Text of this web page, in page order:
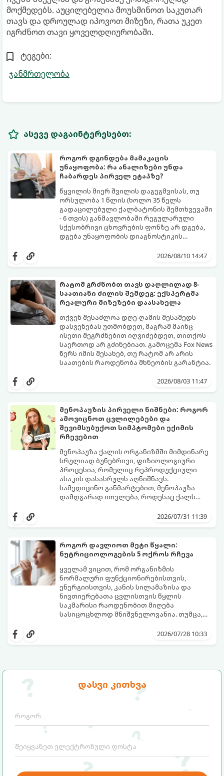
დასვი კითხვა
მოქმედებს. აუცილებელია მოუსმინოთ საკუთარ
თავს და დროულად იპოვოთ მიზეზი, რათა უკეთ
იგრძნოთ თავი ყოველდღიურობაში.
ტეგები:
ჯანმრთელობა
ასევე დაგაინტერესებთ:
როგორ დგინდება მამაკაცის
უნაყოფობა: რა ანალიზები უნდა
ჩაბარდეს პირველ ეტაპზე?
წყვილის მიერ შვილის დაგეგმვისას, თუ
ორსულობა 1 წლის (ხოლო 35 წელს
გადაცილებული ქალბატონის შემთხვევაში
- 6 თვის) განმავლობაში რეგულარული
სქესობრივი ცხოვრების ფონზე არ დგება,
დგება უნაყოფობის დიაგნოსტიკის
საპირისპიროდ, უნაყოფობის მიზეზი
მამაკაცის ორგანიზმის გამოკვლევა
ბევრად უფრო მარტივი, სწრაფი და
ნაკლებად ინვაზიურია.
იმისათვის, რომ დრო არ დაკარგოთ და
სწორად დაიწყოთ გამოკვლევის პროცესი,
განვიხილოთ, რა პირველადი ანალიზები
და კვლევები უნდა ჩააბაროს მამაკაცმა.
2026/08/10 14:47
რატომ გრძნობთ თავს დაღლილად 8-
საათიანი ძილის შემდეგ: ექსპერტმა
რეალური მიზეზები დაასახელა
თქვენ შესაძლოა დღე-ღამის მესამედს
დასვენებას უთმობდეთ, მაგრამ მაინც
ისეთი შეგრძნებით იღვიძებდეთ, თითქოს
საერთოდ არ გძინებიათ. გამოცემა Fox News
წერს იმის შესახებ, თუ რატომ არ არის
საათების რაოდენობა მხნეობის გარანტია.
2026/08/03 11:47
მენოპაუზის პირველი ნიშნები: როგორ
ამოვიცნოთ ცვლილებები და
შევიმსუბუქოთ სიმპტომები ექიმის
რჩევებით
მენოპაუზა ქალის ორგანიზმში მიმდინარე
სრულიად ბუნებრივი, ფიზიოლოგიური
პროცესია, რომელიც რეპროდუქციული
ასაკის დასასრულს აღნიშნავს.
სამედიცინო განმარტებით, მენოპაუზა
დამდგარად ითვლება, როდესაც ქალს
ცვლილებები ამ მომენტამდე ბევრად ადრე
საშუალოდ 40-დან 50 წლამდე ასაკში იწყება
და შესაძლოა 4-დან 8 წლამდე
გაგრძელდეს).
იმისათვის, რომ ეს პერიოდი შფოთვის
გარეშე გაიაროთ, მნიშვნელოვანია
იცოდეთ, რა სიგნალებს გზავნის ორგანიზმი
და როგორ შეიმსუბუქოთ მდგომარეობა
მეან-გინეკოლოგებისა და
ნუტრიციოლოგების რეკომენდაციებით.
2026/07/31 11:39
როგორ დავლიოთ მეტი წყალი:
ნუტრიციოლოგების 5 ოქროს რჩევა
ყველამ ვიცით, რომ ორგანიზმის
ნორმალური ფუნქციონირებისთვის,
ენერგიისთვის, კანის სილამაზისა და
ნივთიერებათა ცვლისთვის წყლის
საკმარისი რაოდენობით მიღება
სასიცოცხლოდ მნიშვნელოვანია. თუმცა,
უბრალოდ ჩვევის არქონის გამო, დღის
დალევა ან მისი გემო მოსაწყენი
ყოველდღიურ, სასიამოვნო ჩვევად
2026/07/28 10:33